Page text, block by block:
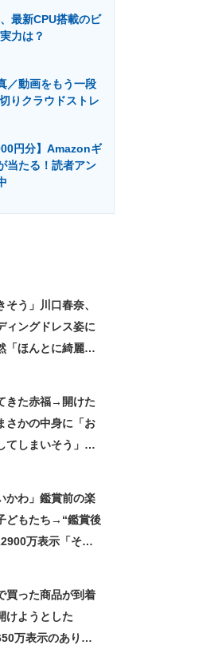
ノロジーの最前線
最新CPU搭載のビ
力は？
／動画をもう一段
りクラウドストレ
円分】Amazonギ
当たる！読者アン
そう」川口春奈、
ィングドレス姿に
「ほんとに綺麗」
きた赤福→開けた
かの中身に「お
てしまいそう」
かわ」鑑賞前の楽
どもたち→“鑑賞後
万表示「そう
買った商品が到着
けようとした
万表示のありえ